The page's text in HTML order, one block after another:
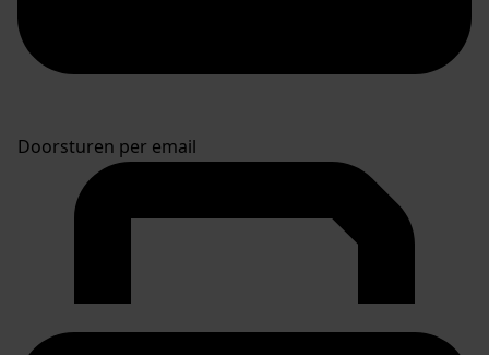
Doorsturen per email